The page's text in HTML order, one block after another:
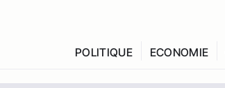
POLITIQUE ECONOMIE